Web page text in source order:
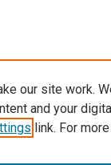
our site work.
and your
link. For